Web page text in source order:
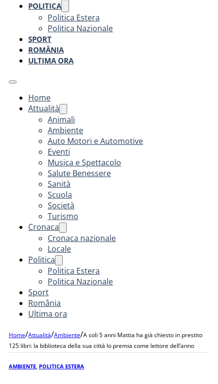
POLITICA
Politica Estera
Politica Nazionale
SPORT
ROMÂNIA
ULTIMA ORA
Home
Attualità
Animali
Ambiente
Auto Motori e Automotive
Eventi
Musica e Spettacolo
Salute Benessere
Sanità
Scuola
Società
Turismo
Cronaca
Cronaca nazionale
Locale
Politica
Politica Estera
Politica Nazionale
Sport
România
Ultima ora
Home/Attualità/Ambiente/A soli 5 anni Mattia ha già chiesto in prestito
125 libri: la biblioteca della sua città lo premia come lettore dell’anno
AMBIENTE POLITICA ESTERA